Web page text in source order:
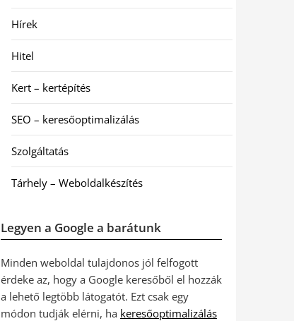
Hírek
Hitel
Kert – kertépítés
SEO – keresőoptimalizálás
Szolgáltatás
Tárhely – Weboldalkészítés
Legyen a Google a barátunk
Minden weboldal tulajdonos jól felfogott
érdeke az, hogy a Google keresőből el hozzák
a lehető legtöbb látogatót. Ezt csak egy
módon tudják elérni, ha keresőoptimalizálás